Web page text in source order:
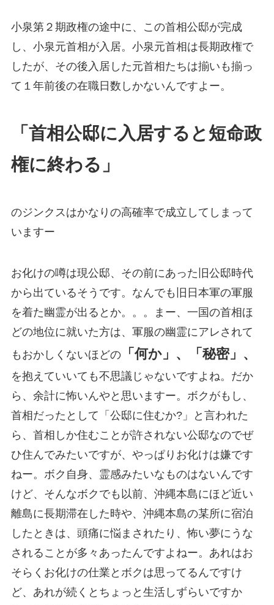
小泉第２期政権の途中に、この首相公邸が完成
し、小泉元首相が入居。小泉元首相は長期政権で
したが、その後入居した元首相たちは揃いも揃っ
て１年前後の在職日数しかないんですよー。
「首相公邸に入居すると短命政
権に終わる」
のジンクスはかなりの高確率で成立してしまって
いますー
お化けの噂は現公邸、その前にあった旧公邸時代
から出ているそうです。なんでも旧日本軍の軍服
を着た幽霊が出るとか。。。まー、一国の首相ほ
どの地位に就いた方は、軍服の幽霊にアレされて
もおかしくないほどの「何か」、「秘密」、
を抱えていいても不思議じゃないですよね。だか
ら、余計に怖いんやと思いますー。ボクがもし、
首相だったとして「公邸に住むか?」と言われた
ら、首相しか住むことが許されない公邸なのでぜ
ひ住んでみたいですが、やっぱりお化けは嫌です
ねー。ボク自身、霊感みたいなものはないんです
けど、そんなボクでも以前、沖縄本島にほど近い
離島に長期滞在した時や、沖縄本島の某所に宿泊
したときは、頭痛に悩まされたり、怖い夢にうな
されることが多々あったんですよねー。あれはお
そらくお化けの仕業とボクは思ってるんですけ
ど、あれが続くとちょっと生活しずらいですか